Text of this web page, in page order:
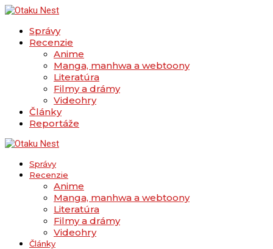
Správy
Recenzie
Anime
Manga, manhwa a webtoony
Literatúra
Filmy a drámy
Videohry
Články
Reportáže
Správy
Recenzie
Anime
Manga, manhwa a webtoony
Literatúra
Filmy a drámy
Videohry
Články